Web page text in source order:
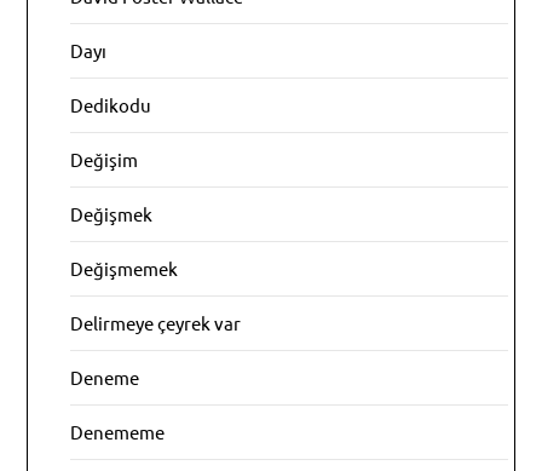
Dayı
Dedikodu
Değişim
Değişmek
Değişmemek
Delirmeye çeyrek var
Deneme
Denememe